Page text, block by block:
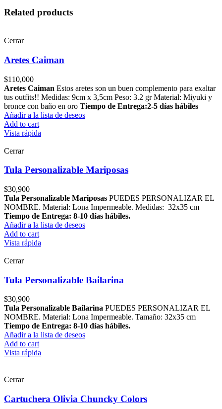
Related products
Cerrar
Aretes Caiman
$110,000
Aretes Caiman Estos aretes son un buen complemento para exaltar
tus outfits!! Medidas: 9cm x 3,5cm Peso: 3.2 gr Material: Miyuki y
bronce con baño en oro Tiempo de Entrega:2-5 días hábiles
Añadir a la lista de deseos
Add to cart
Vista rápida
Cerrar
Tula Personalizable Mariposas
$30,900
Tula Personalizable Mariposas PUEDES PERSONALIZAR EL
NOMBRE. Material: Lona Impermeable. Medidas: 32x35 cm
Tiempo de Entrega: 8-10 días hábiles.
Añadir a la lista de deseos
Add to cart
Vista rápida
Cerrar
Tula Personalizable Bailarina
$30,900
Tula Personalizable Bailarina PUEDES PERSONALIZAR EL
NOMBRE. Material: Lona Impermeable. Tamaño: 32x35 cm
Tiempo de Entrega: 8-10 días hábiles.
Añadir a la lista de deseos
Add to cart
Vista rápida
Cerrar
Cartuchera Olivia Chuncky Colors